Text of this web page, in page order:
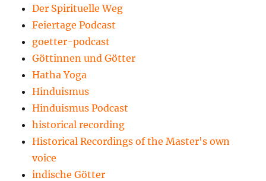
Der Spirituelle Weg
Feiertage Podcast
goetter-podcast
Göttinnen und Götter
Hatha Yoga
Hinduismus
Hinduismus Podcast
historical recording
Historical Recordings of the Master's own
voice
indische Götter